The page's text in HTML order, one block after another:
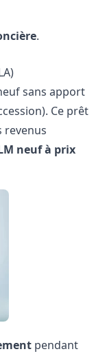
.
sans apport
Ce prêt
revenus
neuf à prix
pendant